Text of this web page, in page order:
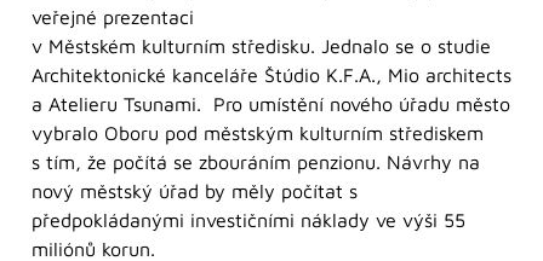
veřejné prezentaci
v Městském kulturním středisku. Jednalo se o studie
Architektonické kanceláře Štúdio K.F.A., Mio architects
a Atelieru Tsunami. Pro umístění nového úřadu město
vybralo Oboru pod městským kulturním střediskem
s tím, že počítá se zbouráním penzionu. Návrhy na
nový městský úřad by měly počítat s
předpokládanými investičními náklady ve výši 55
miliónů korun.